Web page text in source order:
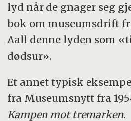
lyd når de gnager seg
bok om museumsdrift
Aall denne lyden som
dødsur».
Et annet typisk
fra Museumsnytt fra
Kampen mot tremarken.